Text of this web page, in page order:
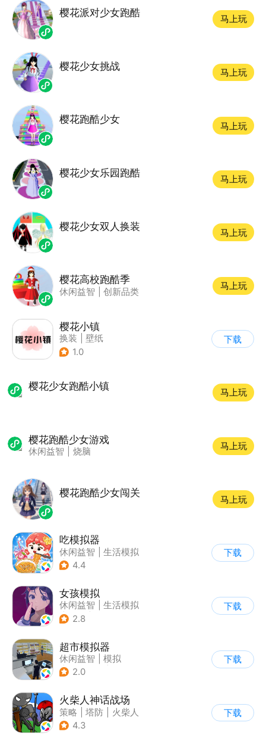
樱花派对少女跑酷
马上玩
樱花少女挑战
马上玩
樱花跑酷少女
马上玩
樱花少女乐园跑酷
马上玩
樱花少女双人换装
马上玩
樱花高校跑酷季
休闲益智 创新品类
马上玩
樱花小镇
换装
壁纸
1.0
下载
樱花少女跑酷小镇
马上玩
樱花跑酷少女游戏
休闲益智 烧脑
马上玩
樱花跑酷少女闯关
马上玩
吃模拟器
休闲益智
生活模拟
| 美食
4.4
下载
女孩模拟
休闲益智
生活模拟
| 校园
2.8
下载
超市模拟器
休闲益智
模拟
| 文字游戏
2.0
下载
火柴人神话战场
策略 塔防
火柴人
| 休闲益智
4.3
下载